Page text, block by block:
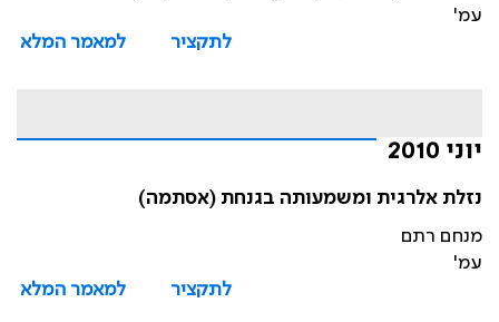
עמ'
לתקציר
למאמר המלא
יוני 2010
נזלת אלרגית ומשמעותה בגנחת (אסתמה)
מנחם רתם
עמ'
לתקציר
למאמר המלא